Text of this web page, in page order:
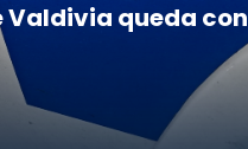
queda con